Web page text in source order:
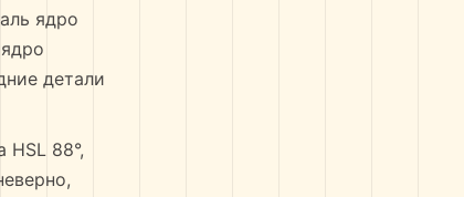
ядро
детали
HSL 88°,